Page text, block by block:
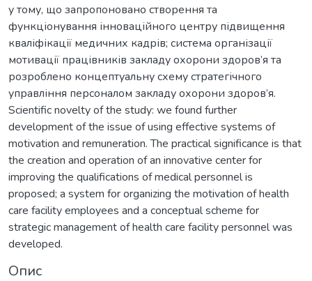
у тому, що запропоновано створення та
функціонування інноваційного центру підвищення
кваліфікації медичних кадрів; система організації
мотивації працівників закладу охорони здоров’я та
розроблено концептуальну схему стратегічного
управління персоналом закладу охорони здоров’я.
Scientific novelty of the study: we found further
development of the issue of using effective systems of
motivation and remuneration. The practical significance is that
the creation and operation of an innovative center for
improving the qualifications of medical personnel is
proposed; a system for organizing the motivation of health
care facility employees and a conceptual scheme for
strategic management of health care facility personnel was
developed.
Опис